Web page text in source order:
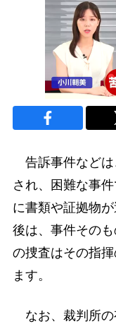
告訴事件などは
され、困難な事
に書類や証拠物
後は、事件その
の捜査はその指
ます。
なお、裁判所の